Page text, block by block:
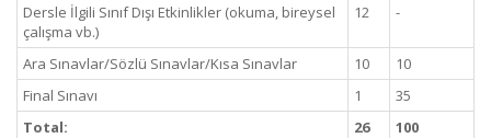
Dersle İlgili Sınıf Dışı Etkinlikler (okuma, bireysel
çalışma vb.)
12 -
Ara Sınavlar/Sözlü Sınavlar/Kısa Sınavlar 10
10
Final Sınavı
1
35
Total:
26 100